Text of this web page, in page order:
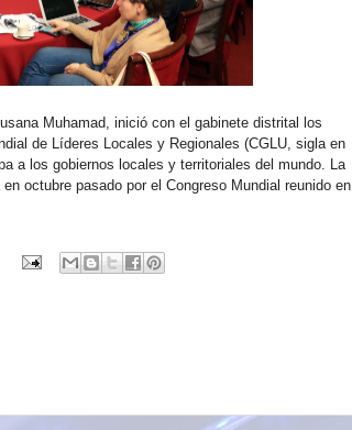
Muhamad, inició con el gabinete distrital los
de Líderes Locales y Regionales (CGLU, sigla en
a los gobiernos locales y territoriales del mundo. La
octubre pasado por el Congreso Mundial reunido en